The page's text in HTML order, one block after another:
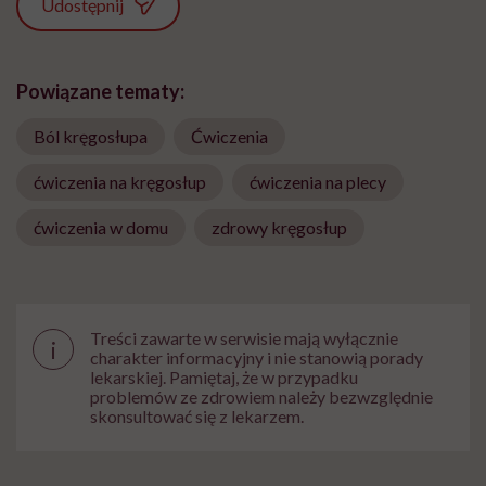
Udostępnij
Powiązane tematy:
Ból kręgosłupa Ćwiczenia
ćwiczenia na kręgosłup ćwiczenia na plecy
ćwiczenia w domu zdrowy kręgosłup
i
Treści zawarte w serwisie mają wyłącznie
charakter informacyjny i nie stanowią porady
lekarskiej. Pamiętaj, że w przypadku
problemów ze zdrowiem należy bezwzględnie
skonsultować się z lekarzem.